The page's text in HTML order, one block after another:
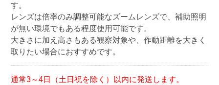
す。
レンズは倍率のみ調整可能なズームレンズで、補助照明
が無い環境でもある程度使用可能です。
大きさに加え高さもある観察対象や、作動距離を大きく
取りたい場合におすすめです。
通常3～4日（土日祝を除く）以内に発送します。